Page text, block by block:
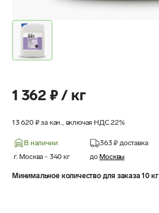
1 362 ₽ / кг
13 620 ₽ за кан., включая НДС 22%
В наличии 363 ₽ доставка
г. Москва - 340 кг до Москвы
Минимальное количество для заказа 10 кг